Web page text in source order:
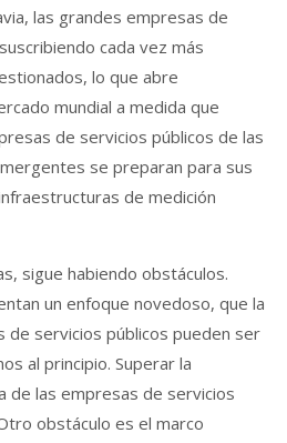
las grandes empresas de
cada vez más
lo que abre
mundial a medida que
de servicios públicos de las
se preparan para sus
de medición
sigue habiendo obstáculos.
un enfoque novedoso, que la
de servicios públicos pueden ser
al principio. Superar la
de las empresas de servicios
obstáculo es el marco